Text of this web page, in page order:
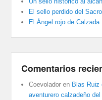
El sello perdido del
El Ángel rojo de Calzada
Comentarios
Coevolador en Blas Ruiz
aventurero calzadeño